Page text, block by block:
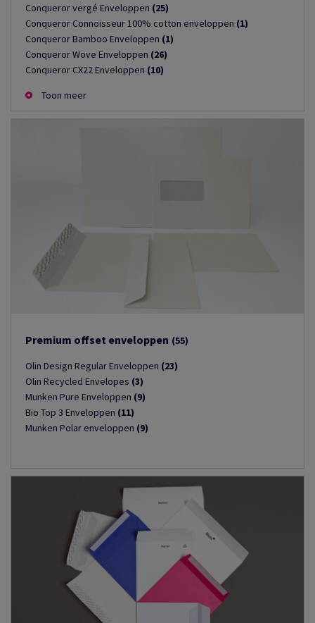
Conqueror vergé Enveloppen (25)
Conqueror Connoisseur 100% cotton enveloppen (1)
Conqueror Bamboo Enveloppen (1)
Conqueror Wove Enveloppen (26)
Conqueror CX22 Enveloppen (10)
Toon meer
Premium offset enveloppen (55)
Olin Design Regular Enveloppen (23)
Olin Recycled Envelopes (3)
Munken Pure Enveloppen (9)
Bio Top 3 Enveloppen (11)
Munken Polar enveloppen (9)